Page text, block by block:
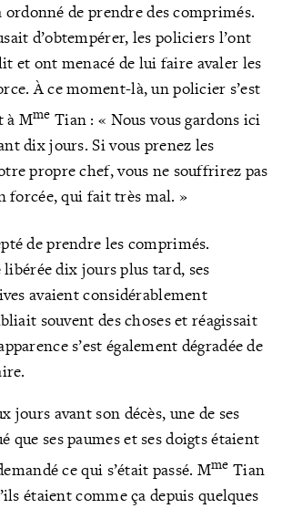
de prendre des comprimés.
d’obtempérer, les policiers l’ont
et ont menacé de lui faire avaler les
À ce moment-là, un policier s’est
à Mme Tian : « Nous vous gardons ici
dix jours. Si vous prenez les
propre chef, vous ne souffrirez pas
forcée, qui fait très mal. »
de prendre les comprimés.
libérée dix jours plus tard, ses
avaient considérablement
souvent des choses et réagissait
s’est également dégradée de
jours avant son décès, une de ses
que ses paumes et ses doigts étaient
ce qui s’était passé. Mme Tian
étaient comme ça depuis quelques